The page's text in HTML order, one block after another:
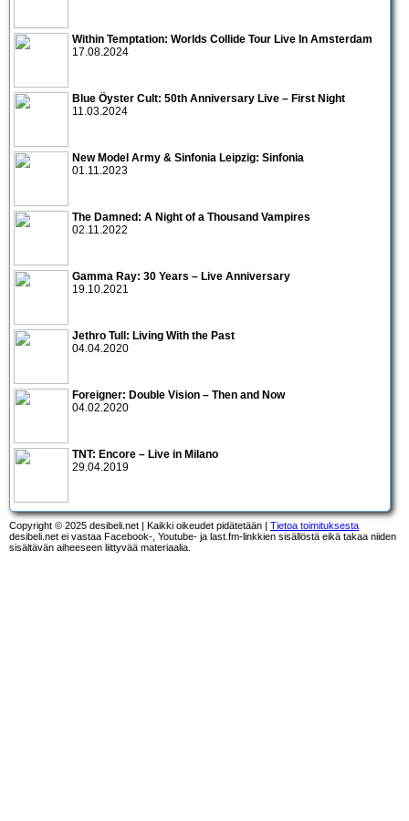
Within Temptation: Worlds Collide Tour Live In Amsterdam
17.08.2024
Blue Öyster Cult: 50th Anniversary Live – First Night
11.03.2024
New Model Army & Sinfonia Leipzig: Sinfonia
01.11.2023
The Damned: A Night of a Thousand Vampires
02.11.2022
Gamma Ray: 30 Years – Live Anniversary
19.10.2021
Jethro Tull: Living With the Past
04.04.2020
Foreigner: Double Vision – Then and Now
04.02.2020
TNT: Encore – Live in Milano
29.04.2019
Copyright © 2025 desibeli.net | Kaikki oikeudet pidätetään | Tietoa toimituksesta
desibeli.net ei vastaa Facebook-, Youtube- ja last.fm-linkkien sisällöstä eikä takaa niiden
sisältävän aiheeseen liittyvää materiaalia.